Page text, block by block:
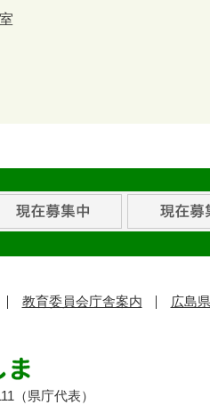
教育委員会庁舎案内 広島
（県庁代表）